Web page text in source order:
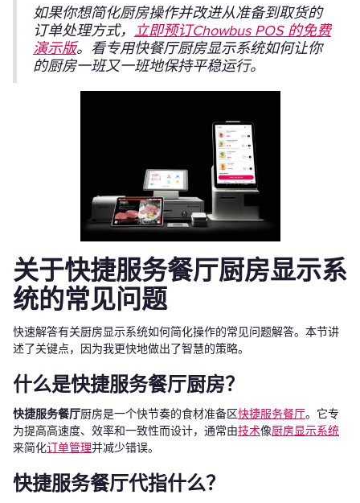
如果你想简化厨房操作并改进从准备到取货的
订单处理方式， 立即预订Chowbus POS 的免费
演示版。看专用快餐厅厨房显示系统如何让你
的厨房一班又一班地保持平稳运行。
关于快捷服务餐厅厨房显示系
统的常见问题
快速解答有关厨房显示系统如何简化操作的常见问题解答。本节讲
述了关键点，因为我更快地做出了智慧的策略。
什么是快捷服务餐厅厨房？
快捷服务餐厅厨房是一个快节奏的食材准备区快捷服务餐厅。它专
为提高高速度、效率和一致性而设计，通常由技术像厨房显示系统
来简化订单管理并减少错误。
快捷服务餐厅代指什么？